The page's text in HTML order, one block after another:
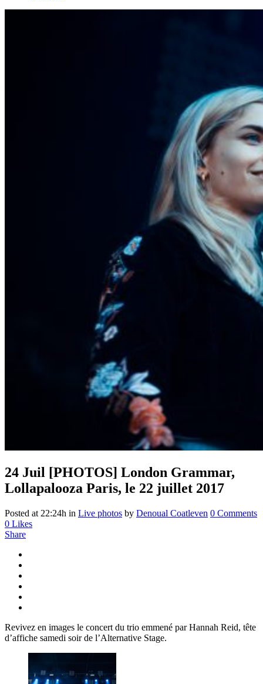
24 Juil [PHOTOS] London Grammar,
Lollapalooza Paris, le 22 juillet 2017
Posted at 22:24h in Live photos by Denoual Coatleven 0 Comments
0 Likes
Share
Revivez en images le concert du trio emmené par Hannah Reid, tête
d’affiche samedi soir de l’Alternative Stage.